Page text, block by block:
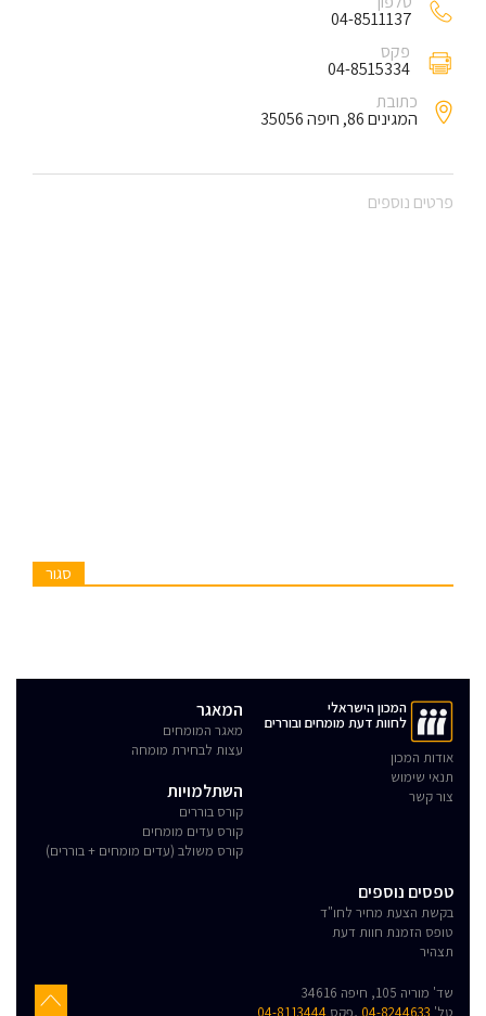
04-8511137
פקס
04-8515334
כתובת
המגינים 86, חיפה 35056
פרטים נוספים
סגור
המכון הישראלי
לחוות דעת מומחים ובוררים
אודות המכון
תנאי שימוש
צור קשר
המאגר
מאגר המומחים
עצות לבחירת מומחה
השתלמויות
קורס בוררים
קורס עדים מומחים
קורס משולב (עדים מומחים + בוררים)
טפסים נוספים
בקשת הצעת מחיר לחו"ד
טופס הזמנת חוות דעת
תצהיר
שד' מוריה 105, חיפה 34616
טל' 04-8244633 ,פקס 04-8113444